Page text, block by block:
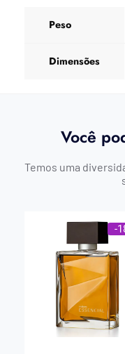
Peso
Dimensões
Você
Temos uma
-